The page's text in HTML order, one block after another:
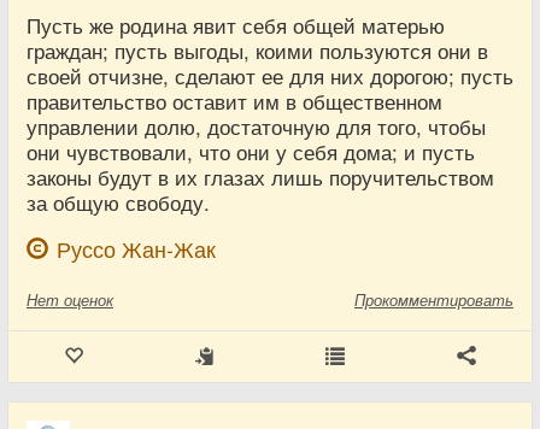
Пусть же родина явит себя общей матерью
граждан; пусть выгоды, коими пользуются они в
своей отчизне, сделают ее для них дорогою; пусть
правительство оставит им в общественном
управлении долю, достаточную для того, чтобы
они чувствовали, что они у себя дома; и пусть
законы будут в их глазах лишь поручительством
за общую свободу.
Руссо Жан-Жак
Нет оценок Прокомментировать